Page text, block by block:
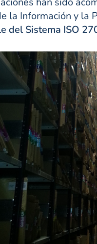
la Información y la
del Sistema ISO